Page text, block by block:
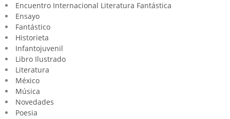
Encuentro Internacional Literatura Fantástica
Ensayo
Fantástico
Historieta
Infantojuvenil
Libro Ilustrado
Literatura
México
Música
Novedades
Poesia